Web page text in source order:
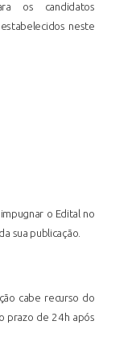
os candidatos
neste
o Edital no
sua publicação.
cabe recurso do
prazo de 24h após